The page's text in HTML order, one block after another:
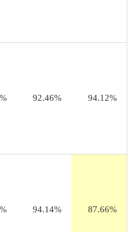
92.46% 94.12%
94.14% 87.66%